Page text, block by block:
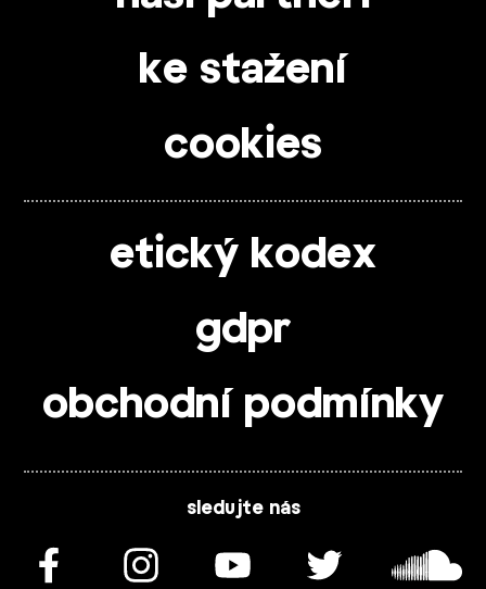
ke stažení
cookies
etický kodex
gdpr
obchodní podmínky
sledujte nás